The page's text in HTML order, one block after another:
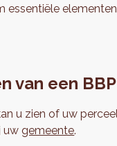
essentiële
van een BBP
u zien of uw
uwgemeente.